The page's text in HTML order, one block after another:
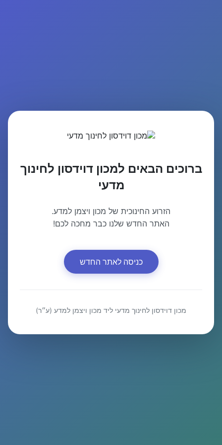
ברוכים הבאים למכון דוידסון לחינוך
מדעי
הזרוע החינוכית של מכון ויצמן למדע.
האתר החדש שלנו כבר מחכה לכם!
כניסה לאתר החדש
מכון דוידסון לחינוך מדעי ליד מכון ויצמן למדע (ע״ר)